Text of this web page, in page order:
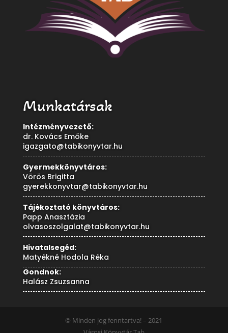
Munkatársak
Intézményvezető:
dr. Kovács Emőke
igazgato@tabikonyvtar.hu
Gyermekkönyvtáros:
Vörös Brigitta
gyerekkonyvtar@tabikonyvtar.hu
Tájékoztató könyvtáros:
Papp Anasztázia
olvasoszolgalat@tabikonyvtar.hu
Hivatalsegéd:
Matyékné Hodola Réka
Gondnok:
Halász Zsuzsanna
© Minden jog fenntartva! – 2021